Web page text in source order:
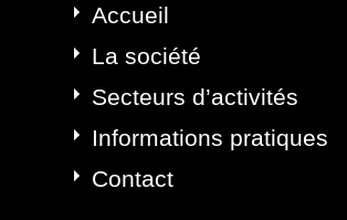
Accueil
La société
Secteurs d’activités
Informations pratiques
Contact